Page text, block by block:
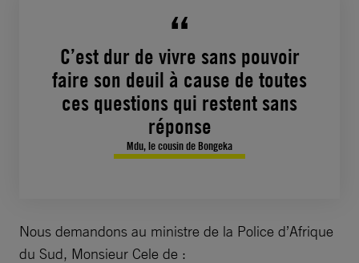
C’est dur de vivre sans pouvoir
faire son deuil à cause de toutes
ces questions qui restent sans
réponse
Mdu, le cousin de Bongeka
Nous demandons au ministre de la Police d’Afrique
du Sud, Monsieur Cele de :